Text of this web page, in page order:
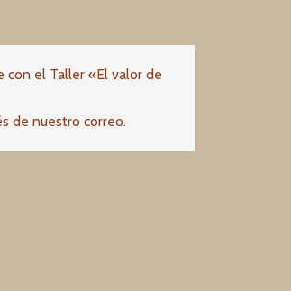
con el Taller «El valor de
de nuestro correo.